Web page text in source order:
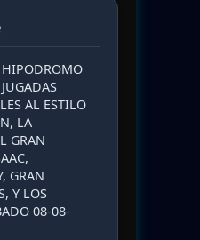
HIPODROMO
AL ESTILO
LA
GRAN
GRAN
Y LOS
08-08-